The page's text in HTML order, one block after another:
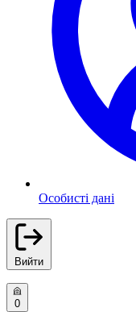
Особисті дані
Вийти
0